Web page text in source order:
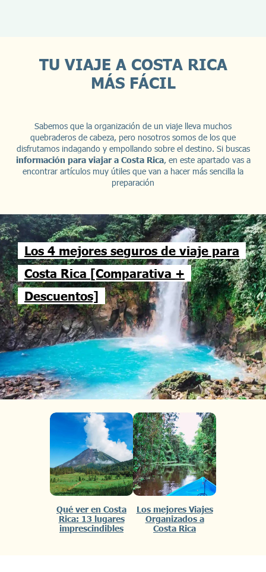
TU VIAJE A COSTA RICA
MÁS FÁCIL
Sabemos que la organización de un viaje lleva muchos
quebraderos de cabeza, pero nosotros somos de los que
disfrutamos indagando y empollando sobre el destino. Si buscas
información para viajar a Costa Rica, en este apartado vas a
encontrar artículos muy útiles que van a hacer más sencilla la
preparación
Los 4 mejores seguros de viaje para
Costa Rica [Comparativa +
Descuentos]
Qué ver en Costa
Rica: 13 lugares
imprescindibles
Los mejores Viajes
Organizados a
Costa Rica